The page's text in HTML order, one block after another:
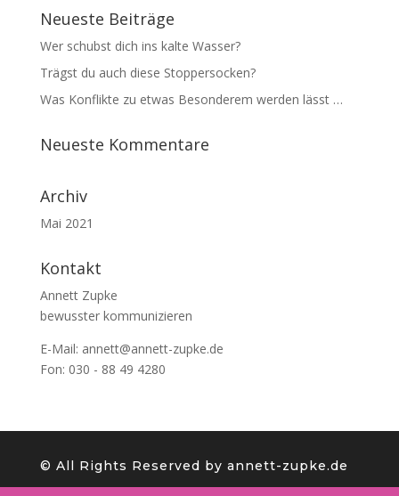
Neueste Beiträge
Wer schubst dich ins kalte Wasser?
Trägst du auch diese Stoppersocken?
Was Konflikte zu etwas Besonderem werden lässt …
Neueste Kommentare
Archiv
Mai 2021
Kontakt
Annett Zupke
bewusster kommunizieren
E-Mail: annett@annett-zupke.de
Fon: 030 - 88 49 4280
©️ All Rights Reserved by annett-zupke.de